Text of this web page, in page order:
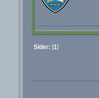
Sider: [1]